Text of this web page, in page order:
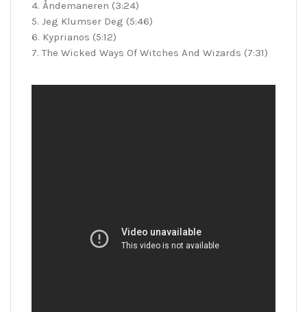
4. Åndemaneren (3:24)
5. Jeg Klumser Deg (5:46)
6. Kyprianos (5:12)
7. The Wicked Ways Of Witches And Wizards (7:31)